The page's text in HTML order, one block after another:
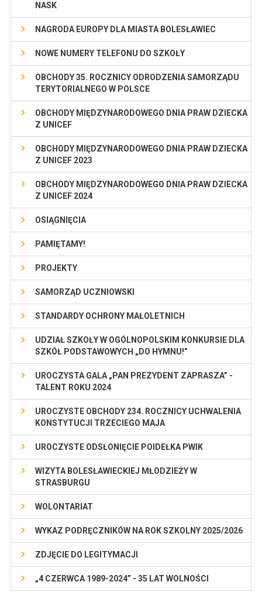
NASK
NAGRODA EUROPY DLA MIASTA BOLESŁAWIEC
NOWE NUMERY TELEFONU DO SZKOŁY
OBCHODY 35. ROCZNICY ODRODZENIA SAMORZĄDU
TERYTORIALNEGO W POLSCE
OBCHODY MIĘDZYNARODOWEGO DNIA PRAW DZIECKA
Z UNICEF
OBCHODY MIĘDZYNARODOWEGO DNIA PRAW DZIECKA
Z UNICEF 2023
OBCHODY MIĘDZYNARODOWEGO DNIA PRAW DZIECKA
Z UNICEF 2024
OSIĄGNIĘCIA
PAMIĘTAMY!
PROJEKTY
SAMORZĄD UCZNIOWSKI
STANDARDY OCHRONY MAŁOLETNICH
UDZIAŁ SZKOŁY W OGÓLNOPOLSKIM KONKURSIE DLA
SZKÓŁ PODSTAWOWYCH „DO HYMNU!”
UROCZYSTA GALA „PAN PREZYDENT ZAPRASZA” -
TALENT ROKU 2024
UROCZYSTE OBCHODY 234. ROCZNICY UCHWALENIA
KONSTYTUCJI TRZECIEGO MAJA
UROCZYSTE ODSŁONIĘCIE POIDEŁKA PWIK
WIZYTA BOLESŁAWIECKIEJ MŁODZIEŻY W
STRASBURGU
WOLONTARIAT
WYKAZ PODRĘCZNIKÓW NA ROK SZKOLNY 2025/2026
ZDJĘCIE DO LEGITYMACJI
„4 CZERWCA 1989-2024” - 35 LAT WOLNOŚCI